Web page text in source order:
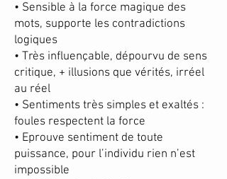
• Sensible à la force magique des
mots, supporte les contradictions
logiques
• Très influençable, dépourvu de sens
critique, + illusions que vérités, irréel
au réel
• Sentiments très simples et exaltés :
foules respectent la force
• Eprouve sentiment de toute
puissance, pour l’individu rien n’est
impossible